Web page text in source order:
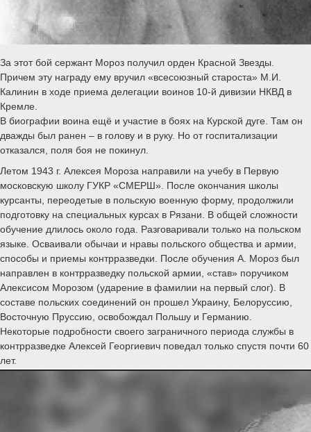
За этот бой сержант Мороз получил орден Красной Звезды.
Причем эту награду ему вручил «всесоюзный староста» М.И.
Калинин в ходе приема делегации воинов 10-й дивизии НКВД в
Кремле.
В биографии воина ещё и участие в боях на Курской дуге. Там он
дважды был ранен – в голову и в руку. Но от госпитализации
отказался, поля боя не покинул.
Летом 1943 г. Алексея Мороза направили на учебу в Первую
московскую школу ГУКР «СМЕРШ». После окончания школы
курсанты, переодетые в польскую военную форму, продолжили
подготовку на специальных курсах в Рязани. В общей сложности
обучение длилось около года. Разговаривали только на польском
языке. Осваивали обычаи и нравы польского общества и армии,
способы и приемы контрразведки. После обучения А. Мороз был
направлен в контрразведку польской армии, «став» поручиком
Алексисом Морозом (ударение в фамилии на первый слог). В
составе польских соединений он прошел Украину, Белоруссию,
Восточную Пруссию, освобождал Польшу и Германию.
Некоторые подробности своего заграничного периода службы в
контрразведке Алексей Георгиевич поведал только спустя почти 60
лет.